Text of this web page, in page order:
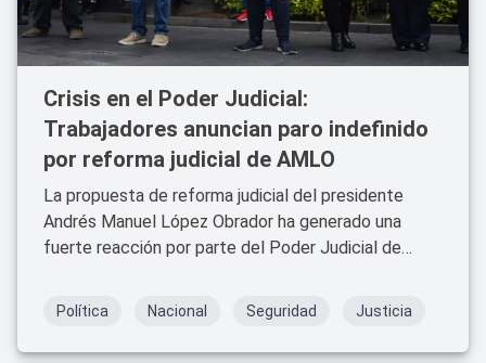
Crisis en el Poder Judicial:
Trabajadores anuncian paro indefinido
por reforma judicial de AMLO
La propuesta de reforma judicial del presidente
Andrés Manuel López Obrador ha generado una
fuerte reacción por parte del Poder Judicial de
defensa de su independencia. La Asociación
Nacional de Magistrados de Circuito y Jueces de
Distrito del Poder Judicial de la Federación (JUFED)
Política Nacional Seguridad Justicia